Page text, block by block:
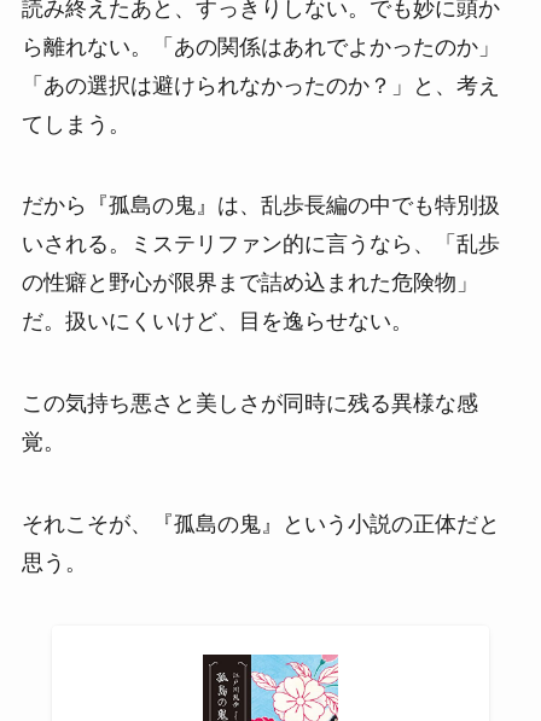
読み終えたあと、すっきりしない。でも妙に頭か
ら離れない。「あの関係はあれでよかったのか」
「あの選択は避けられなかったのか？」と、考え
てしまう。
だから『孤島の鬼』は、乱歩長編の中でも特別扱
いされる。ミステリファン的に言うなら、「乱歩
の性癖と野心が限界まで詰め込まれた危険物」
だ。扱いにくいけど、目を逸らせない。
この気持ち悪さと美しさが同時に残る異様な感
覚。
それこそが、『孤島の鬼』という小説の正体だと
思う。